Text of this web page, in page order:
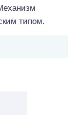
типом.